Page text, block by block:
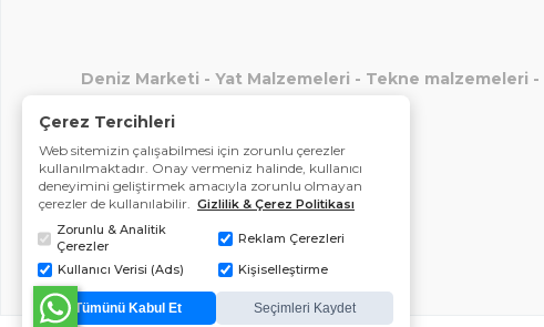
Deniz Marketi - Yat Malzemeleri - Tekne malzemeleri -
Çerez Tercihleri
Web sitemizin çalışabilmesi için zorunlu çerezler
kullanılmaktadır. Onay vermeniz halinde, kullanıcı
deneyimini geliştirmek amacıyla zorunlu olmayan
çerezler de kullanılabilir. Gizlilik & Çerez Politikası
Zorunlu & Analitik
Çerezler
Reklam Çerezleri
Kullanıcı Verisi (Ads) Kişiselleştirme
Tümünü Kabul Et Seçimleri Kaydet